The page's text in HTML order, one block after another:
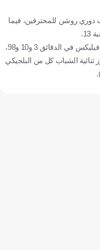
82 في قمة ترتيب دوري روشن للمحترفين، فيما
وسجل رباعية النصر كل من، البرتغالي جواو فيليكس في الدقائق 3 و10 و98،
(ق 75)، فيما أحرز ثنائية الشباب كل من البلجيكي